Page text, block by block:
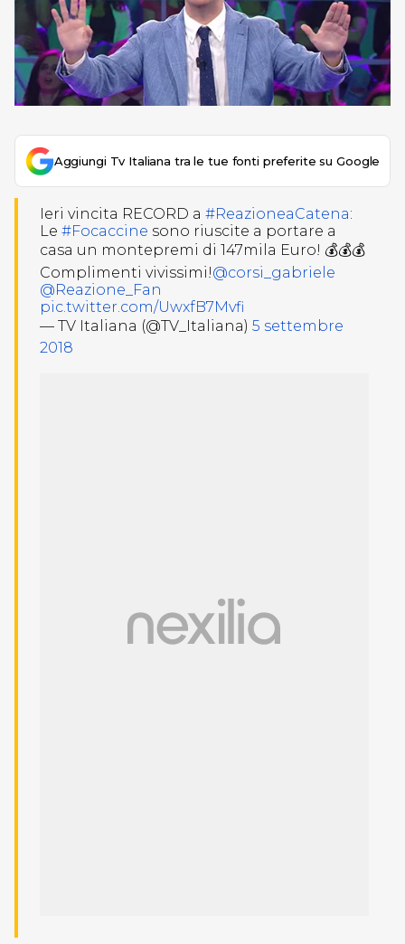
Aggiungi Tv Italiana tra le tue fonti preferite su Google
Ieri vincita RECORD a #ReazioneaCatena:
Le #Focaccine sono riuscite a portare a
casa un montepremi di 147mila Euro! 💰💰💰
Complimenti vivissimi!@corsi_gabriele
@Reazione_Fan
pic.twitter.com/UwxfB7Mvfi
— TV Italiana (@TV_Italiana) 5 settembre
2018